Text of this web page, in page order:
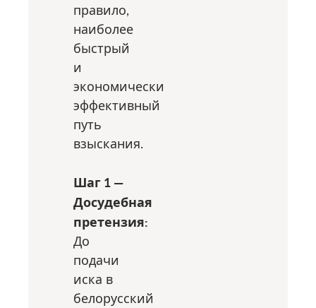
правило,
наиболее
быстрый
и
экономически
эффективный
путь
взыскания.
Шаг 1 —
Досудебная
претензия:
До
подачи
иска в
белорусский